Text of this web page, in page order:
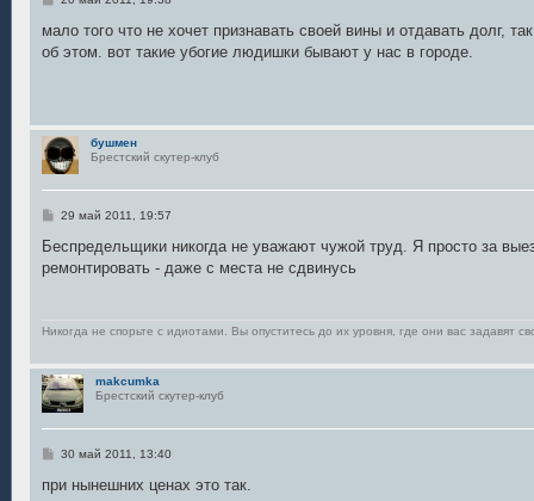
о
щ
мало того что не хочет признавать своей вины и отдавать долг,
об этом. вот такие убогие людишки бывают у нас в городе.
бушмен
Брестский скутер-клуб
С
о
щ
е
29 май 2011, 19:57
Беспредельщики никогда не уважают чужой труд. Я просто за
ремонтировать - даже с места не сдвинусь
Никогда не спорьте с идиотами. Вы опуститесь до их уровня, где они вас задавят
makcumka
Брестский скутер-клуб
С
о
30 май 2011, 13:40
при нынешних ценах это так.